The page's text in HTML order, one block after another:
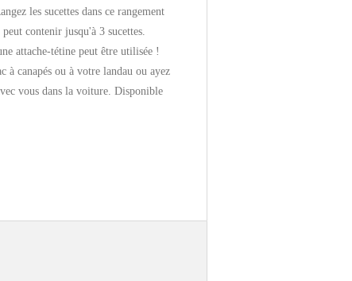
les sucettes dans ce rangement
contenir jusqu'à 3 sucettes.
attache-tétine peut être utilisée !
à canapés ou à votre landau ou ayez
vous dans la voiture. Disponible